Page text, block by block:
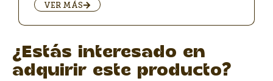
VER MÁS
¿Estás interesado en
adquirir este producto?